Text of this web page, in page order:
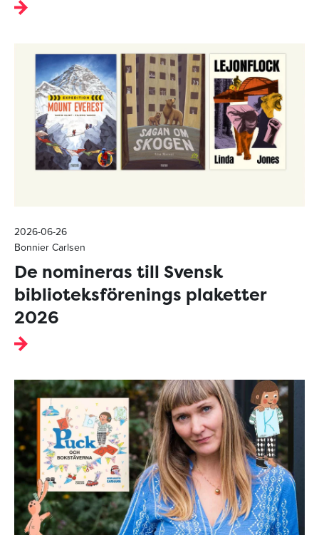
2026-06-26
Bonnier Carlsen
De nomineras till Svensk
biblioteksförenings plaketter
2026